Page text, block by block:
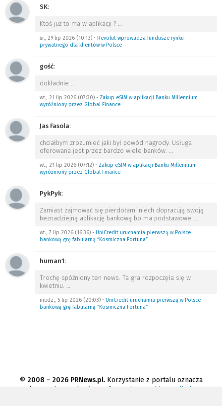
SK:
Ktoś już to ma w aplikacji ? …
śr., 29 lip 2026 (10:13) • Revolut wprowadza fundusze rynku
prywatnego dla klientów w Polsce
gość:
dokładnie …
wt., 21 lip 2026 (07:30) • Zakup eSIM w aplikacji Banku Millennium
wyróżniony przez Global Finance
Jas Fasola:
chciałbym zrozumieć jaki był powód nagrody. Usługa
oferowana jest przez bardzo wiele banków. …
wt., 21 lip 2026 (07:12) • Zakup eSIM w aplikacji Banku Millennium
wyróżniony przez Global Finance
PykPyk:
Zamiast zajmować się pierdołami niech dopracują swoją
beznadziejną aplikację bankową bo ma podstawowe …
wt., 7 lip 2026 (16:36) • UniCredit uruchamia pierwszą w Polsce
bankową grę fabularną “Kosmiczna Fortuna”
human1:
Trochę spóźniony ten news. Ta gra rozpoczęła się w
kwietniu. …
niedz., 5 lip 2026 (20:03) • UniCredit uruchamia pierwszą w Polsce
bankową grę fabularną “Kosmiczna Fortuna”
© 2008 − 2026 PRNews.pl.Korzystanie z portalu oznacza
akceptację
regulaminu Informacja o cookies
Polityka